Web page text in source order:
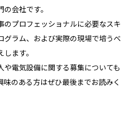
会社です。
のプロフェッショナルに必要なスキ
グラム、および実際の現場で培うべ
ます。
や電気設備に関する募集についても
味のある方はぜひ最後までお読みく